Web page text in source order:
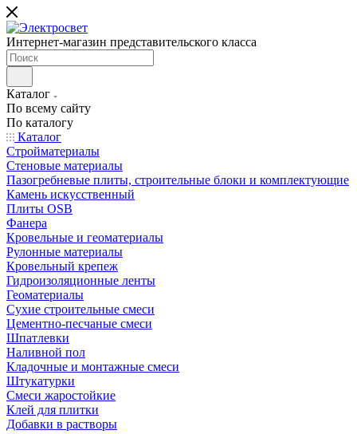
Интернет-магазин представительского класса
Каталог
По всему сайту
По каталогу
Каталог
Стройматериалы
Стеновые материалы
Пазогребневые плиты, строительные блоки и комплектующие
Камень искусственный
Плиты OSB
Фанера
Кровельные и геоматериалы
Рулонные материалы
Кровельный крепеж
Гидроизоляционные ленты
Геоматериалы
Сухие строительные смеси
Цементно-песчаные смеси
Шпатлевки
Наливной пол
Кладочные и монтажные смеси
Штукатурки
Смеси жаростойкие
Клей для плитки
Добавки в растворы